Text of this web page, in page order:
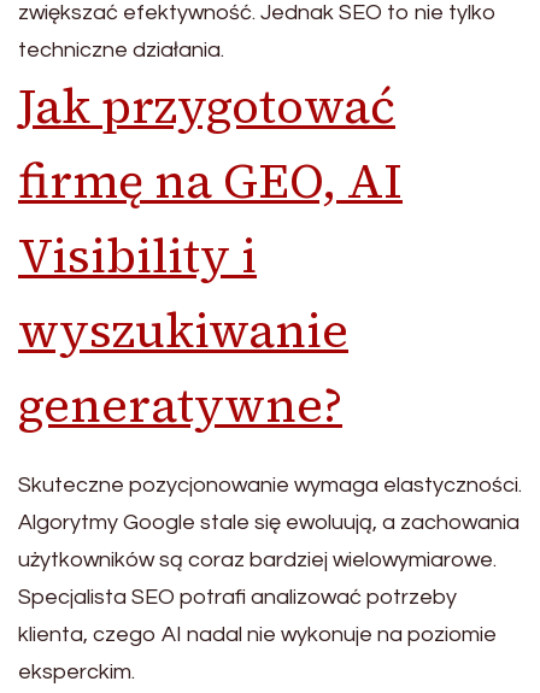
zwiększać efektywność. Jednak SEO to nie tylko
techniczne działania.
Jak przygotować
firmę na GEO, AI
Visibility i
wyszukiwanie
generatywne?
Skuteczne pozycjonowanie wymaga elastyczności.
Algorytmy Google stale się ewoluują, a zachowania
użytkowników są coraz bardziej wielowymiarowe.
Specjalista SEO potrafi analizować potrzeby
klienta, czego AI nadal nie wykonuje na poziomie
eksperckim.